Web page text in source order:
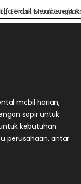
Tidak Membengkak
Sentul untuk Event
mobil harian,
sopir untuk
kebutuhan
perusahaan, antar